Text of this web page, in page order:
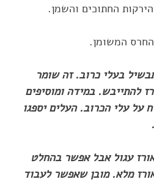
החתוכים והשמן.‏
המשומן.‏
בעלי כרוב. זה שומר
להתייבש. במידה ומוסיפים
על עלי הכרוב. ‏העלים יספגו
עגול אבל אפשר בהחלט
מלא. מובן שאפשר לעבוד